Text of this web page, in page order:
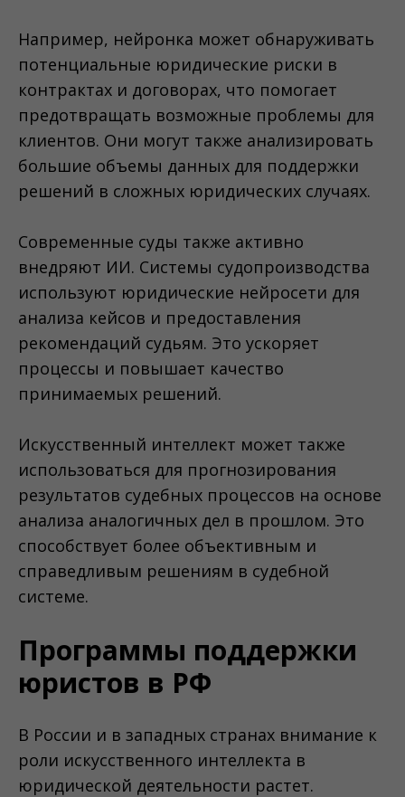
Например, нейронка может обнаруживать
потенциальные юридические риски в
контрактах и договорах, что помогает
предотвращать возможные проблемы для
клиентов. Они могут также анализировать
большие объемы данных для поддержки
решений в сложных юридических случаях.
Современные суды также активно
внедряют ИИ. Системы судопроизводства
используют юридические нейросети для
анализа кейсов и предоставления
рекомендаций судьям. Это ускоряет
процессы и повышает качество
принимаемых решений.
Искусственный интеллект может также
использоваться для прогнозирования
результатов судебных процессов на основе
анализа аналогичных дел в прошлом. Это
способствует более объективным и
справедливым решениям в судебной
системе.
Программы поддержки
юристов в РФ
В России и в западных странах внимание к
роли искусственного интеллекта в
юридической деятельности растет.